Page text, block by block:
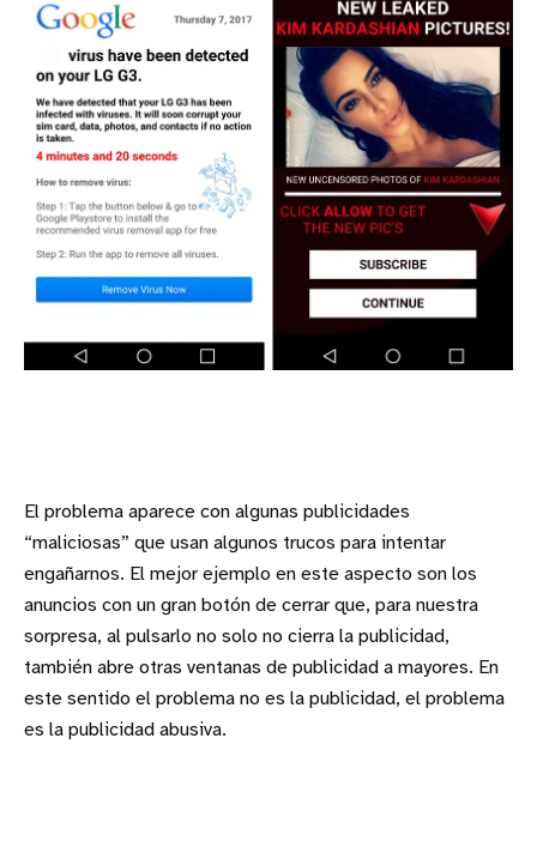
El problema aparece con algunas publicidades
“maliciosas” que usan algunos trucos para intentar
engañarnos. El mejor ejemplo en este aspecto son los
anuncios con un gran botón de cerrar que, para nuestra
sorpresa, al pulsarlo no solo no cierra la publicidad,
también abre otras ventanas de publicidad a mayores. En
este sentido el problema no es la publicidad, el problema
es la publicidad abusiva.